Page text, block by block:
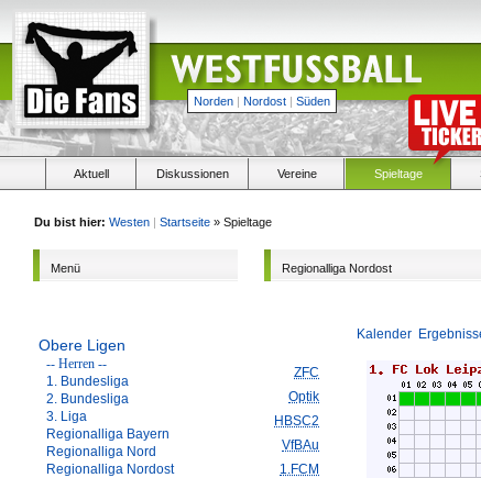
Norden | Nordost | Süden
Aktuell Diskussionen Vereine Spieltage
Du bist hier: Westen | Startseite » Spieltage
Menü
Obere Ligen
-- Herren --
1. Bundesliga
2. Bundesliga
3. Liga
Regionalliga Bayern
Regionalliga Nord
Regionalliga Nordost
Regionalliga Nordost
Kalender
ZFC
Optik
HBSC2
VfBAu
1.FCM